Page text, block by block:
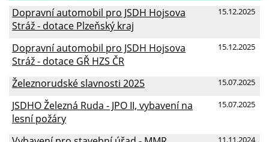
15.12.2025
Dopravní automobil pro JSDH Hojsova
Stráž - dotace Plzeňský kraj
15.12.2025
Dopravní automobil pro JSDH Hojsova
Stráž - dotace GŘ HZS ČR
15.07.2025
Železnorudské slavnosti 2025
15.07.2025
JSDHO Železná Ruda - JPO II, vybavení na
lesní požáry
11.11.2024